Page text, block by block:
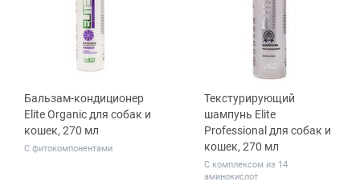
Бальзам-кондиционер
Elite Organic для собак и
кошек, 270 мл
С фитокомпонентами
Текстурирующий
шампунь Elite
Professional для собак и
кошек, 270 мл
С комплексом из 14
аминокислот